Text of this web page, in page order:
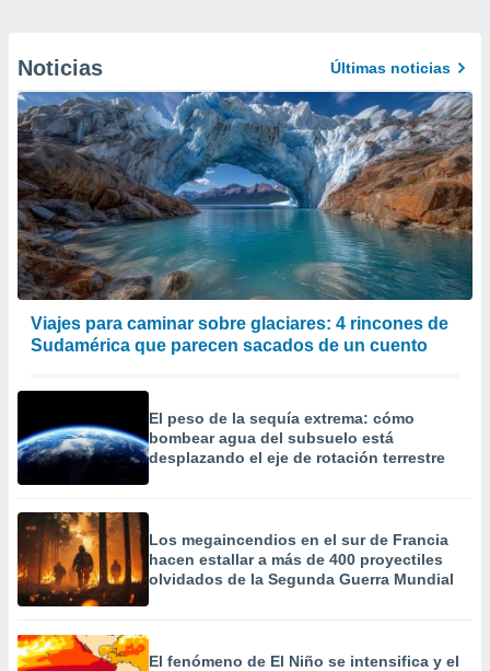
Noticias Últimas noticias
Viajes para caminar sobre glaciares: 4 rincones de
Sudamérica que parecen sacados de un cuento
El peso de la sequía extrema: cómo
bombear agua del subsuelo está
desplazando el eje de rotación terrestre
Los megaincendios en el sur de Francia
hacen estallar a más de 400 proyectiles
olvidados de la Segunda Guerra Mundial
El fenómeno de El Niño se intensifica y el